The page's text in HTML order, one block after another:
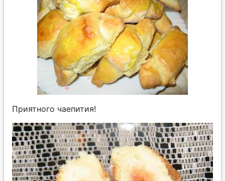
Приятного чаепития!